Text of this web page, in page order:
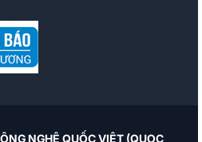
NGHỆ QUỐC VIỆT (QUOC